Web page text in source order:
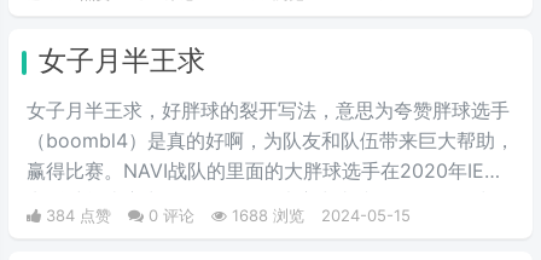
女子月半王求
女子月半王求，好胖球的裂开写法，意思为夸赞胖球选手
（boombl4）是真的好啊，为队友和队伍带来巨大帮助，
赢得比赛。NAVI战队的里面的大胖球选手在2020年IEM
带领NAVI战队战胜A队和G2，夺得冠军。
384 点赞 0 评论 1688 浏览 2024-05-15